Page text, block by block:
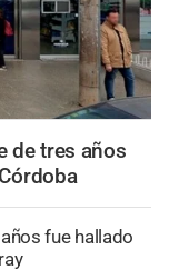
de tres años
fue hallado